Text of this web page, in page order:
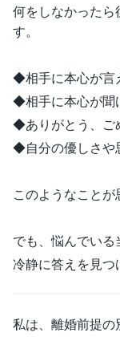
何をしなかった
す。
◆相手に本心が言
◆相手に本心が聞
◆ありがとう、ご
◆自分の優しさや
このようなことが
でも、悩んでいる
冷静に答えを見つ
私は、離婚前提の